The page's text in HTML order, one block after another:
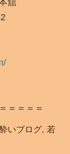
＝＝＝＝
いブログ, 若